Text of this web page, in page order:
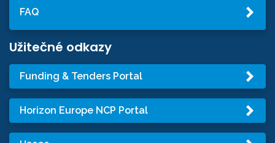
FAQ
Užitečné odkazy
Funding & Tenders Portal
Horizon Europe NCP Portal